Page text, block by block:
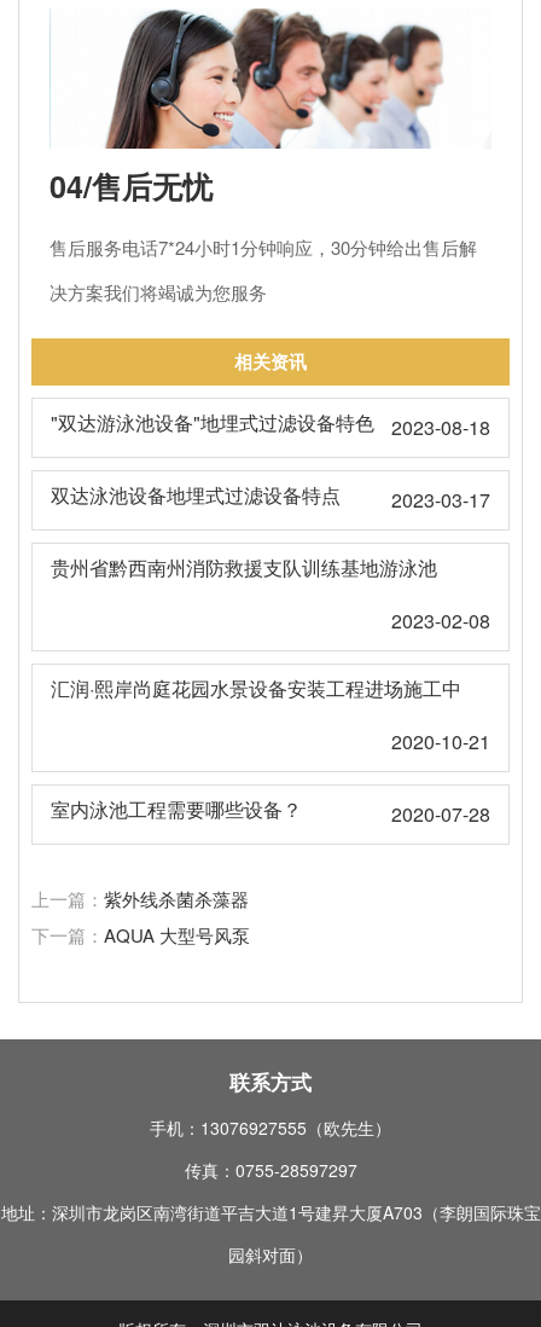
04/售后无忧
售后服务电话7*24小时1分钟响应，30分钟给出售后解
决方案我们将竭诚为您服务
相关资讯
"双达游泳池设备"地埋式过滤设备特色 2023-08-18
双达泳池设备地埋式过滤设备特点 2023-03-17
贵州省黔西南州消防救援支队训练基地游泳池
2023-02-08
汇润·熙岸尚庭花园水景设备安装工程进场施工中
2020-10-21
室内泳池工程需要哪些设备？ 2020-07-28
上一篇： 紫外线杀菌杀藻器
下一篇： AQUA 大型号风泵
联系方式
手机：13076927555（欧先生）
传真：0755-28597297
地址：深圳市龙岗区南湾街道平吉大道1号建昇大厦A703（李朗国际珠宝
园斜对面）